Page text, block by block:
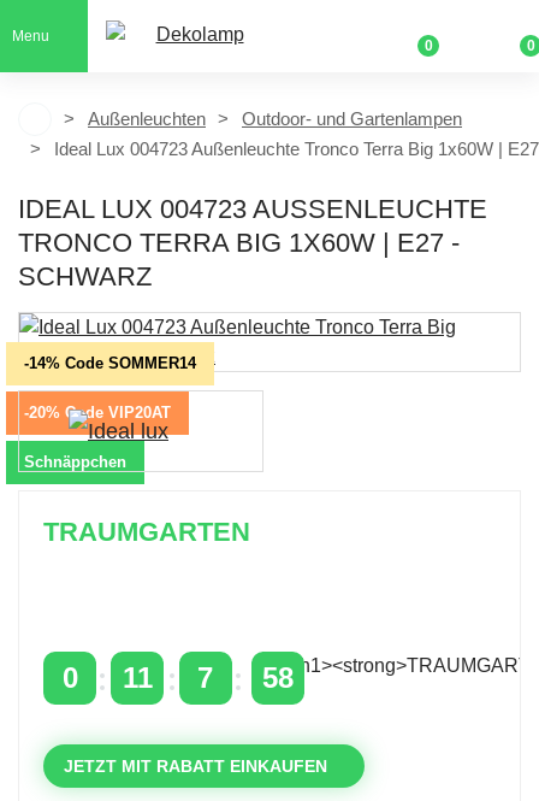
Menu
0 0
Außenleuchten
Outdoor- und Gartenlampen
Ideal Lux 004723 Außenleuchte Tronco Terra Big 1x60W | E27
IDEAL LUX 004723 AUSSENLEUCHTE T
RONCO TERRA BIG 1X60W | E27 - S
CHWARZ
-14% Code SOMMER14
-20% Code VIP20AT
Schnäppchen
TRAUMGARTEN
0 11 7 58
JETZT MIT RABATT EINKAUFEN